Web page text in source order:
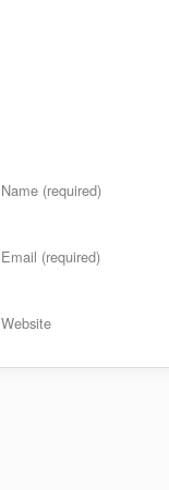
Name (required)
Email (required)
Website